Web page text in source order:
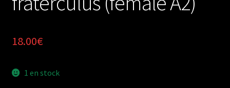
18.00€
1 en stock